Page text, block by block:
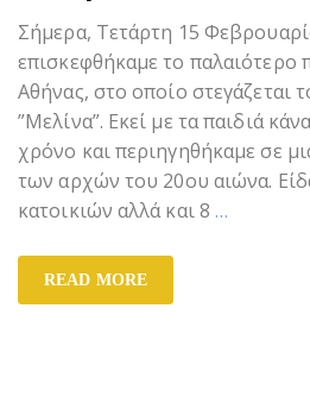
Σήμερα, Τετάρτη 15
επισκεφθήκαμε το παλαιότερο
Αθήνας, στο οποίο στεγάζεται
”Μελίνα”. Εκεί με τα παιδιά
χρόνο και περιηγηθήκαμε σε
των αρχών του 20ου αιώνα.
κατοικιών αλλά και 8…
READ MORE